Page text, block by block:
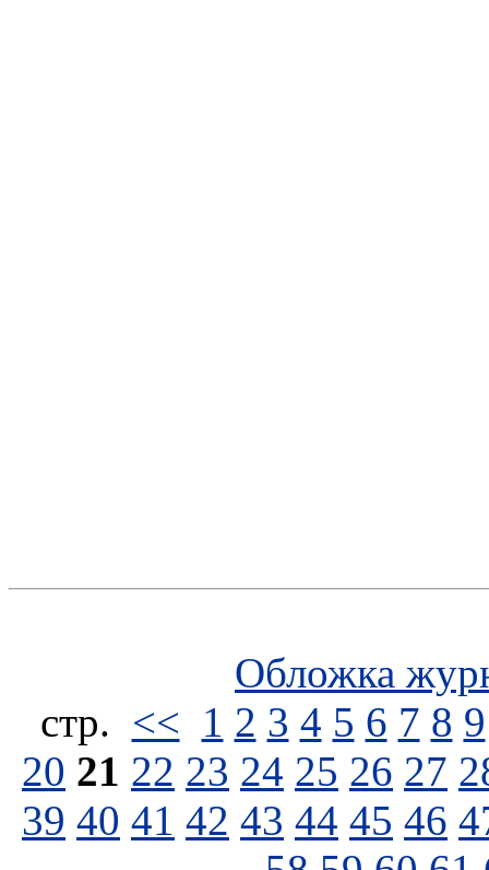
Обложка
стp. << 1 2 3 4 5 6 7 8 9
20 21 22 23 24 25 26 27
39 40 41 42 43 44 45 46